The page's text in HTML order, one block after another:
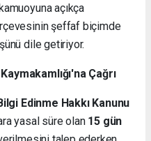
açıkça
şeffaf biçimde
dile getiriyor.
Çağrı
Edinme Hakkı Kanunu
yasal süre olan 15 gün